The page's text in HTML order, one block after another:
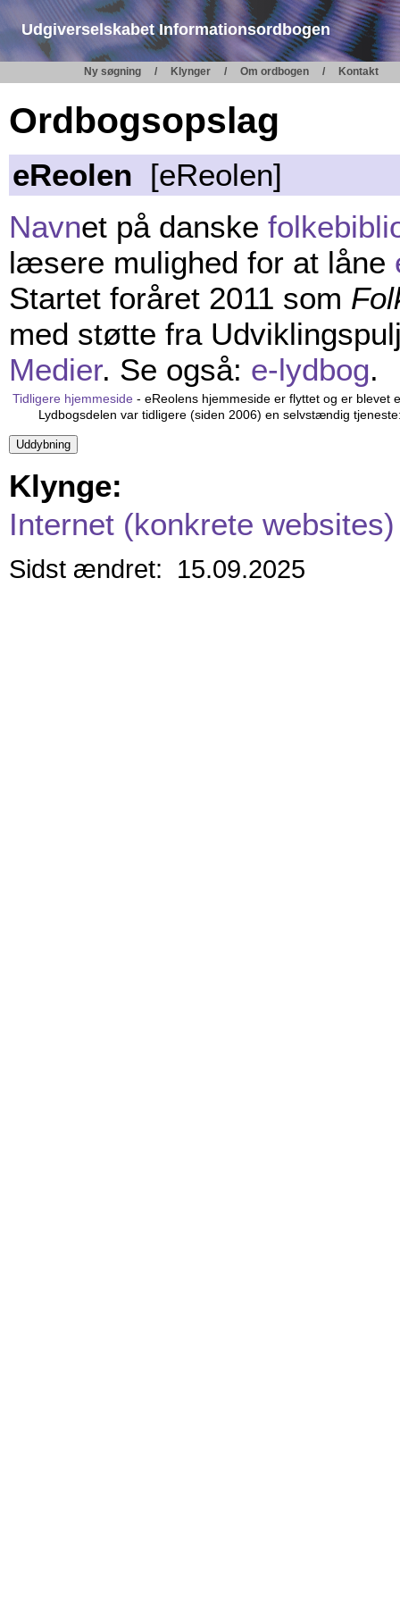
Udgiverselskabet Informationsordbogen
Ny søgning Klynger Om ordbogen Kontakt
Ordbogsopslag
eReolen [eReolen]
Navnet på danske
læsere mulighed for at låne
Startet foråret 2011 som
med støtte fra
Medier. Se også: e-lydbog.
Tidligere hjemmeside - eReolens hjemmeside er flyttet og er blevet
Lydbogsdelen var tidligere (siden 2006) en selvstændig
Klynge:
Internet (konkrete websites)
Sidst ændret: 15.09.2025